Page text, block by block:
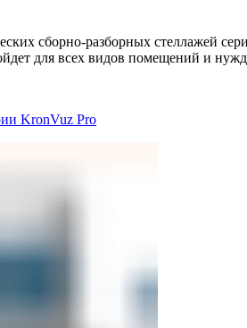
сборно-разборных стеллажей
для всех видов помещений и
KronVuz Pro